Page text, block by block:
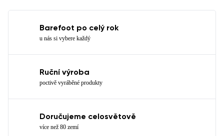
Barefoot po celý rok
u nás si vybere každý
Ruční výroba
poctivě vyráběné produkty
Doručujeme celosvětově
více než 80 zemí